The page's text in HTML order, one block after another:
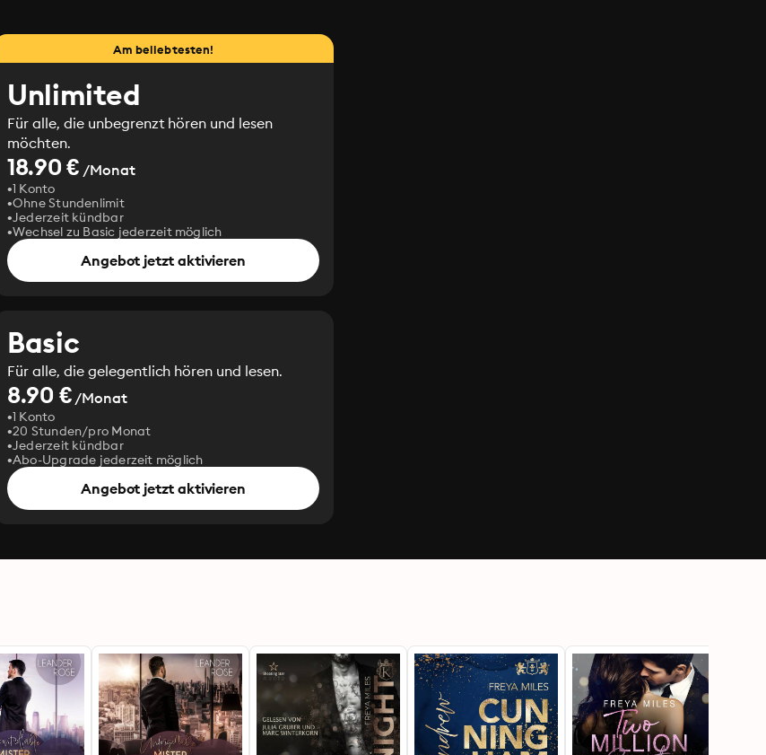
Am beliebtesten!
Unlimited
Für alle, die unbegrenzt hören und lesen
möchten.
18.90 € /Monat
1 Konto
Ohne Stundenlimit
Jederzeit kündbar
Wechsel zu Basic jederzeit möglich
Angebot jetzt aktivieren
Basic
Für alle, die gelegentlich hören und lesen.
8.90 €/Monat
1 Konto
20 Stunden/pro Monat
Jederzeit kündbar
Abo-Upgrade jederzeit möglich
Angebot jetzt aktivieren